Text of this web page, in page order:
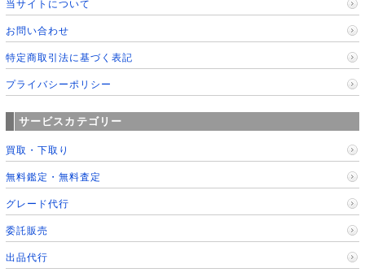
当サイトについて
お問い合わせ
特定商取引法に基づく表記
プライバシーポリシー
サービスカテゴリー
買取・下取り
無料鑑定・無料査定
グレード代行
委託販売
出品代行